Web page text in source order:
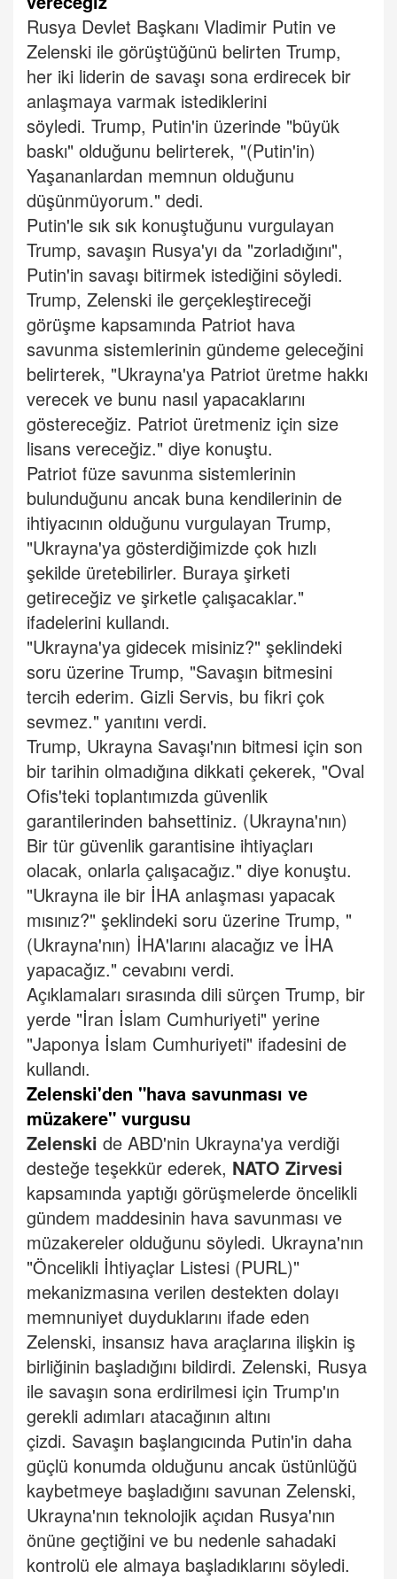
Rusya Devlet Başkanı Vladimir Putin ve
Zelenski ile görüştüğünü belirten Trump,
her iki liderin de savaşı sona erdirecek bir
anlaşmaya varmak istediklerini
söyledi. Trump, Putin'in üzerinde "büyük
baskı" olduğunu belirterek, "(Putin'in)
Yaşananlardan memnun olduğunu
düşünmüyorum." dedi.
Putin'le sık sık konuştuğunu vurgulayan
Trump, savaşın Rusya'yı da "zorladığını",
Putin'in savaşı bitirmek istediğini söyledi.
Trump, Zelenski ile gerçekleştireceği
görüşme kapsamında Patriot hava
savunma sistemlerinin gündeme geleceğini
belirterek, "Ukrayna'ya Patriot üretme hakkı
verecek ve bunu nasıl yapacaklarını
göstereceğiz. Patriot üretmeniz için size
lisans vereceğiz." diye konuştu.
Patriot füze savunma sistemlerinin
bulunduğunu ancak buna kendilerinin de
ihtiyacının olduğunu vurgulayan Trump,
"Ukrayna'ya gösterdiğimizde çok hızlı
şekilde üretebilirler. Buraya şirketi
getireceğiz ve şirketle çalışacaklar."
ifadelerini kullandı.
"Ukrayna'ya gidecek misiniz?" şeklindeki
soru üzerine Trump, "Savaşın bitmesini
tercih ederim. Gizli Servis, bu fikri çok
sevmez." yanıtını verdi.
Trump, Ukrayna Savaşı'nın bitmesi için son
bir tarihin olmadığına dikkati çekerek, "Oval
Ofis'teki toplantımızda güvenlik
garantilerinden bahsettiniz. (Ukrayna'nın)
Bir tür güvenlik garantisine ihtiyaçları
olacak, onlarla çalışacağız." diye konuştu.
"Ukrayna ile bir İHA anlaşması yapacak
mısınız?" şeklindeki soru üzerine Trump, "
(Ukrayna'nın) İHA'larını alacağız ve İHA
yapacağız." cevabını verdi.
Açıklamaları sırasında dili sürçen Trump, bir
yerde "İran İslam Cumhuriyeti" yerine
"Japonya İslam Cumhuriyeti" ifadesini de
kullandı.
Zelenski'den "hava savunması ve
müzakere" vurgusu
Zelenski de ABD'nin Ukrayna'ya verdiği
desteğe teşekkür ederek, NATO Zirvesi
kapsamında yaptığı görüşmelerde öncelikli
gündem maddesinin hava savunması ve
müzakereler olduğunu söyledi. Ukrayna'nın
"Öncelikli İhtiyaçlar Listesi (PURL)"
mekanizmasına verilen destekten dolayı
memnuniyet duyduklarını ifade eden
Zelenski, insansız hava araçlarına ilişkin iş
birliğinin başladığını bildirdi. Zelenski, Rusya
ile savaşın sona erdirilmesi için Trump'ın
gerekli adımları atacağının altını
çizdi. Savaşın başlangıcında Putin'in daha
güçlü konumda olduğunu ancak üstünlüğü
kaybetmeye başladığını savunan Zelenski,
Ukrayna'nın teknolojik açıdan Rusya'nın
önüne geçtiğini ve bu nedenle sahadaki
kontrolü ele almaya başladıklarını söyledi.